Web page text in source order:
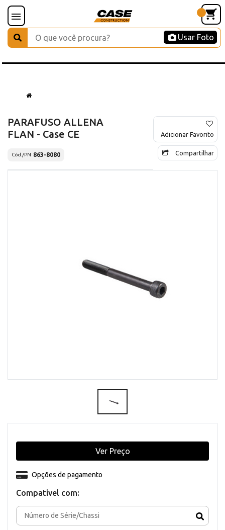
Usar Foto
PARAFUSO ALLENA
FLAN - Case CE
Cód./PN 863-8080
Adicionar Favorito
Compartilhar
Compativel com:
Opções de pagamento
Ver Preço